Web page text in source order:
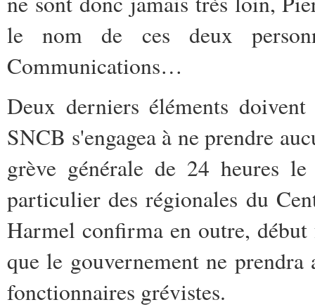
le nom de ces deux
Communications…
Deux derniers éléments
SNCB s'engagea à ne prendre
grève générale de 24 heures
particulier des régionales du
Harmel confirma en outre,
que le gouvernement ne prendra
fonctionnaires grévistes.